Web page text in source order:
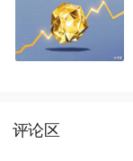
评论区